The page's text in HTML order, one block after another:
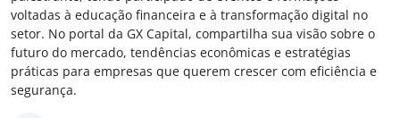
voltadas à educação financeira e à transformação digital no
setor. No portal da GX Capital, compartilha sua visão sobre o
futuro do mercado, tendências econômicas e estratégias
práticas para empresas que querem crescer com eficiência e
segurança.